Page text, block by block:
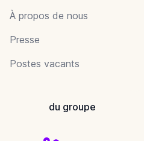
À propos de nous
Presse
Postes vacants
du groupe